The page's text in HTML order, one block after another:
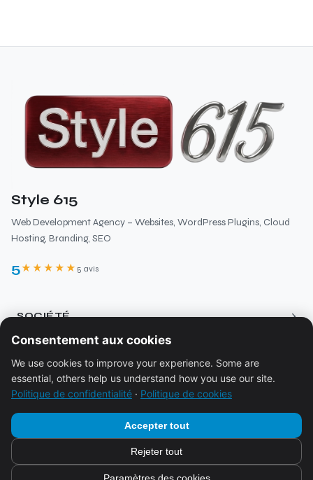
Style 615
Web Development Agency – Websites, WordPress Plugins, Cloud
Hosting, Branding, SEO
5★★★★★ 5 avis
SOCIÉTÉ ›
À propos
Services
Tarification
Contact
Blog
JURIDIQUE
Politique de confidentialité
Politique de cookies
© 2026Style 615
Consentement aux cookies
We use cookies to improve your experience. Some are
essential, others help us understand how you use our site.
Politique de confidentialité · Politique de cookies
Accepter tout
Rejeter tout